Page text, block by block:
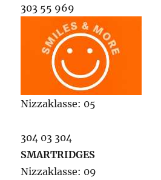
303 55 969
Nizzaklasse: 05
304 03 304
SMARTRIDGES
Nizzaklasse: 09